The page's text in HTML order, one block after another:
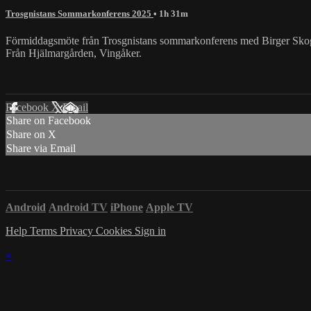
Trosgnistans Sommarkonferens 2025 • 1h 31m
Förmiddagsmöte från Trosgnistans sommarkonferens med Birger
Från Hjälmargården, Vingåker.
Facebook XEmail
Share on Facebook
Share on X
Share via Email
Android Android TV iPhone Apple TV
Help Terms Privacy Cookies Sign in
×